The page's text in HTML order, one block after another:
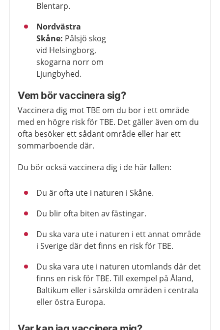
Blentarp.
Nordvästra
Skåne: Pålsjö skog
vid Helsingborg,
skogarna norr om
Ljungbyhed.
Vem bör vaccinera sig?
Vaccinera dig mot TBE om du bor i ett område
med en högre risk för TBE. Det gäller även om du
ofta besöker ett sådant område eller har ett
sommarboende där.
Du bör också vaccinera dig i de här fallen:
Du är ofta ute i naturen i Skåne.
Du blir ofta biten av fästingar.
Du ska vara ute i naturen i ett annat område
i Sverige där det finns en risk för TBE.
Du ska vara ute i naturen utomlands där det
finns en risk för TBE. Till exempel på Åland,
Baltikum eller i särskilda områden i centrala
eller östra Europa.